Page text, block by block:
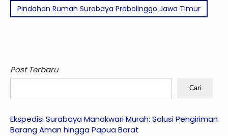
Pindahan Rumah Surabaya Probolinggo Jawa Timur
Post Terbaru
Cari
Ekspedisi Surabaya Manokwari Murah: Solusi Pengiriman
Barang Aman hingga Papua Barat